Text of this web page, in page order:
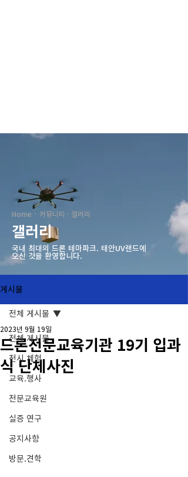
Home · 커뮤니티 · 갤러리
갤러리
국내 최대의 드론 테마파크. ​태안UV랜드에
오신 것을 환영합니다.
게시물
전체 게시물
전시.체험
교육.행사
전문교육원
실증 연구
공지사항
방문.견학
전체 게시물
드론전문교육기관 19기 입과
식 단체사진
2023년 9월 19일